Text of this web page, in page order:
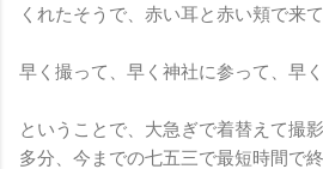
くれたそうで、赤い耳と赤い頬で来
早く撮って、早く神社に参って、早
ということで、大急ぎで着替えて撮影
多分、今までの七五三で最短時間で終